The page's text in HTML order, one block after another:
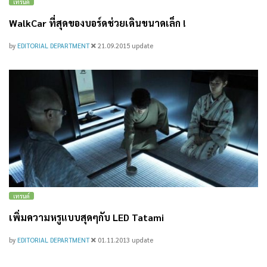
เทรนด์
WalkCar ที่สุดของบอร์ดช่วยเดินขนาดเล็ก !
by EDITORIAL DEPARTMENT 21.09.2015 update
เทรนด์
เพิ่มความหรูแบบสุดๆกับ LED Tatami
by EDITORIAL DEPARTMENT 01.11.2013 update